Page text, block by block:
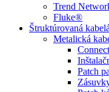
Trend
Fluke®
Štruktúrovaná
Metalická
Patch